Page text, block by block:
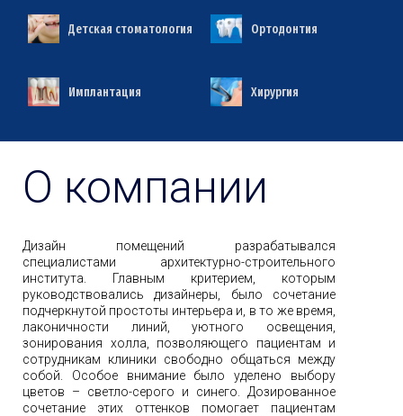
Детская стоматология Ортодонтия
Имплантация Хирургия
О компании
Дизайн помещений разрабатывался
специалистами архитектурно-строительного
института. Главным критерием, которым
руководствовались дизайнеры, было сочетание
подчеркнутой простоты интерьера и, в то же время,
лаконичности линий, уютного освещения,
зонирования холла, позволяющего пациентам и
сотрудникам клиники свободно общаться между
собой. Особое внимание было уделено выбору
цветов – светло-серого и синего. Дозированное
сочетание этих оттенков помогает пациентам